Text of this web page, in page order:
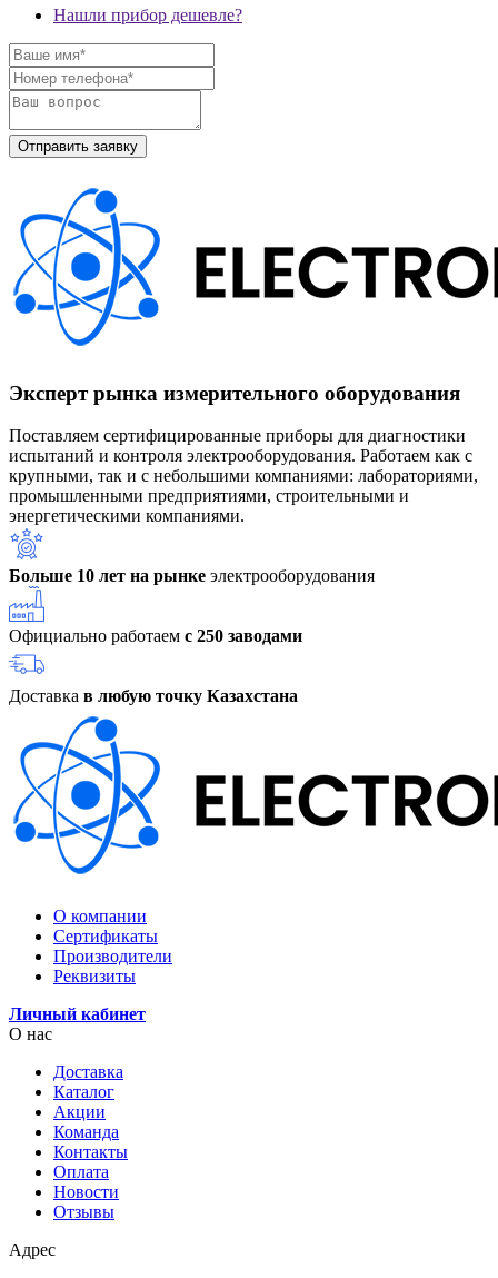
Нашли прибор дешевле?
Эксперт рынка измерительного оборудования
Поставляем сертифицированные приборы для диагностики
испытаний и контроля электрооборудования. Работаем как с
крупными, так и с небольшими компаниями: лабораториями,
промышленными предприятиями, строительными и
энергетическими компаниями.
Больше 10 лет на рынке электрооборудования
Официально работаем с 250 заводами
Доставка в любую точку Казахстана
О компании
Сертификаты
Производители
Реквизиты
Личный кабинет
О нас
Доставка
Каталог
Акции
Команда
Контакты
Оплата
Новости
Отзывы
Адрес